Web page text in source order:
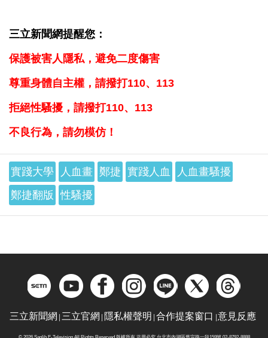
三立新聞網提醒您：
保護被害人隱私，避免二度傷害
尊重身體自主權，請撥打110、113
拒絕性騷擾，請撥打110、113
不良行為，請勿模仿！
實踐大學 人血畫 鄭捷 實踐人血
人血畫騷擾
鄭捷翻版
性騷擾
三立新聞網 三立官網 隱私權聲明 合作提案窗口 意見反應